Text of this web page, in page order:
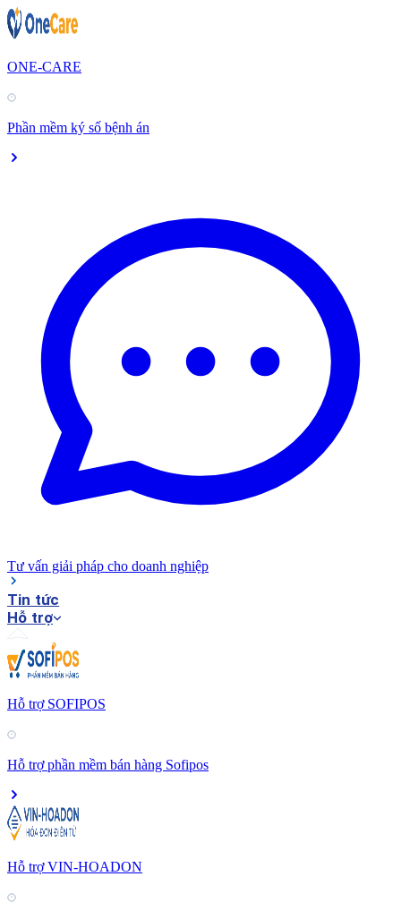
ONE-CARE
Phần mềm ký số bệnh án
Tư vấn giải pháp cho doanh nghiệp
Tin tức
Hỗ trợ
Hỗ trợ SOFIPOS
Hỗ trợ phần mềm bán hàng Sofipos
Hỗ trợ VIN-HOADON